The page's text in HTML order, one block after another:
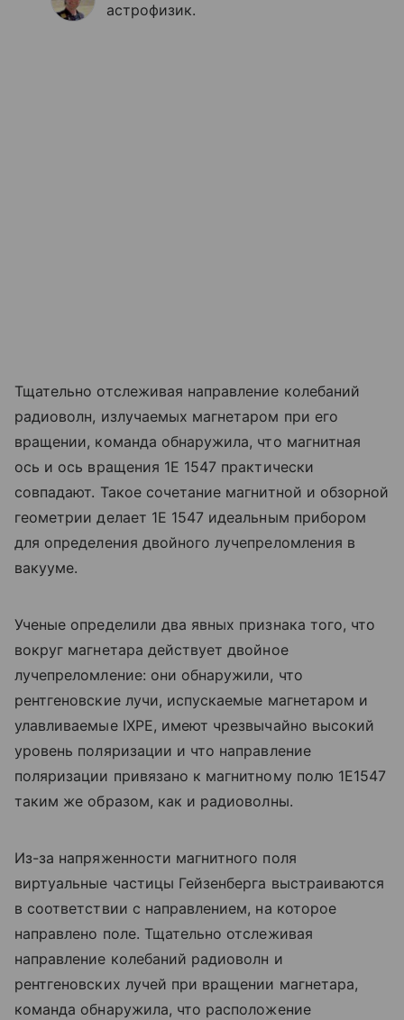
астрофизик.
Тщательно отслеживая направление колебаний
радиоволн, излучаемых магнетаром при его
вращении, команда обнаружила, что магнитная
ось и ось вращения 1E 1547 практически
совпадают. Такое сочетание магнитной и обзорной
геометрии делает 1E 1547 идеальным прибором
для определения двойного лучепреломления в
вакууме.
Ученые определили два явных признака того, что
вокруг магнетара действует двойное
лучепреломление: они обнаружили, что
рентгеновские лучи, испускаемые магнетаром и
улавливаемые IXPE, имеют чрезвычайно высокий
уровень поляризации и что направление
поляризации привязано к магнитному полю 1E1547
таким же образом, как и радиоволны.
Из-за напряженности магнитного поля
виртуальные частицы Гейзенберга выстраиваются
в соответствии с направлением, на которое
направлено поле. Тщательно отслеживая
направление колебаний радиоволн и
рентгеновских лучей при вращении магнетара,
команда обнаружила, что расположение